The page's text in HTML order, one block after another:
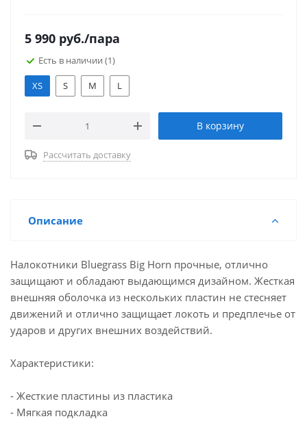
5 990 руб./пара
Есть в наличии (1)
XS S M L
В корзину
Рассчитать доставку
Описание
Налокотники Bluegrass Big Horn прочные, отлично
защищают и обладают выдающимся дизайном. Жесткая
внешняя оболочка из нескольких пластин не стесняет
движений и отлично защищает локоть и предплечье от
ударов и других внешних воздействий.
Характеристики:
- Жесткие пластины из пластика
- Мягкая подкладка